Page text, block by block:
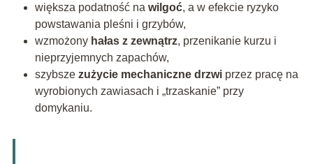
większa podatność na wilgoć, a w efekcie ryzyko
powstawania pleśni i grzybów,
wzmożony hałas z zewnątrz, przenikanie kurzu i
nieprzyjemnych zapachów,
szybsze zużycie mechaniczne drzwiprzez pracę na
wyrobionych zawiasach i „trzaskanie” przy
domykaniu.